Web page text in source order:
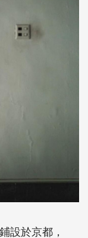
設於京都，